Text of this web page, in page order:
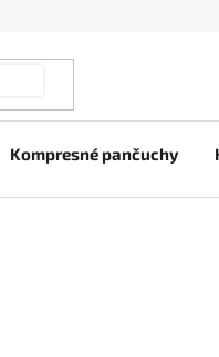
Kompresné pančuchy